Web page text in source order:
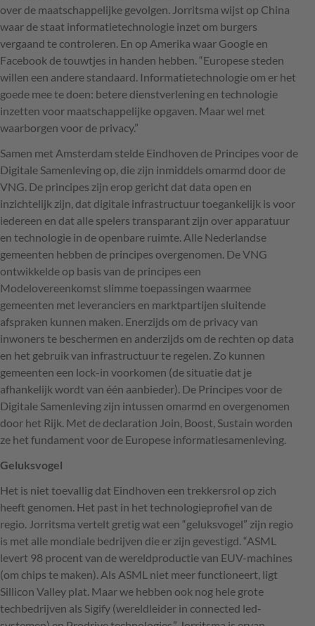
over de maatschappelijke gevolgen. Jorritsma wijst op China
waar de staat informatietechnologie inzet om burgers
vergaand te controleren. En op Amerika waar Google en
Facebook de touwtjes in handen hebben. “Europese steden
willen een andere standaard. Informatietechnologie om er het
goede mee te doen: betere dienstverlening en technologie
inzetten voor maatschappelijke opgaven. Maar wel met
waarborgen voor de privacy.”
Samen met Amsterdam stelde Eindhoven de Principes voor de
Digitale Samenleving op, die zijn inmiddels omarmd door de
VNG . De principes zijn erop gericht dat data open en
inzichtelijk zijn, dat digitale infrastructuur toegankelijk is voor
iedereen en dat alle spelers transparant zijn over apparatuur
en technologie in de openbare ruimte. Alle Nederlandse
gemeenten hebben de principes overgenomen. DeVNG
ontwikkelde op basis van de principes een
Modelovereenkomst slimme toepassingen waarmee
gemeenten met leveranciers en marktpartijen sluitende
afspraken kunnen maken. Enerzijds om de privacy van
inwoners te beschermen en anderzijds om de rechten op data
en het gebruik van infrastructuur te regelen. Zo kunnen
gemeenten een lock-in voorkomen (de situatie dat je
afhankelijk wordt van één aanbieder). De Principes voor de
Digitale Samenleving zijn intussen omarmd en overgenomen
door het Rijk. Met de declaration Join, Boost, Sustain worden
ze het fundament voor de Europese informatiesamenleving.
Geluksvogel
Het is niet toevallig dat Eindhoven een trekkersrol op zich
heeft genomen. Het past in het technologieprofiel van de
regio. Jorritsma vertelt gretig wat een “geluksvogel” zijn regio
is met alle mondiale bedrijven die er zijn gevestigd. “ASML
levert 98 procent van de wereldproductie van EUV-machines
(om chips te maken). Als ASML niet meer functioneert, ligt
Sillicon Valley plat. Maar we hebben ook nog hele grote
techbedrijven als Sigify (wereldleider in connected led-